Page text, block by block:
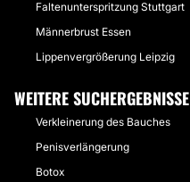
Faltenunterspritzung Stuttgart
Männerbrust Essen
Lippenvergrößerung Leipzig
WEITERE SUCHERGEBNISSE
Verkleinerung des Bauches
Penisverlängerung
Botox